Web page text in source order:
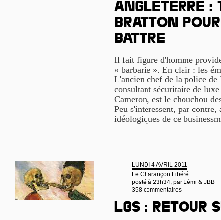
Angleterre :
Bratton
battre
Il fait figure d'homme
« barbarie ». En clair : les
L'ancien chef de la police
consultant sécuritaire de
Cameron, est le chouchou
Peu s'intéressent, par
idéologiques de ce
LUNDI 4 AVRIL 2011
Le Charançon Libéré
posté à 23h34, par Lémi & JBB
358 commentaires
LGS : retour